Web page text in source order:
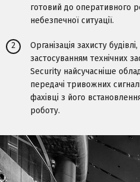
готовий до оперативного
небезпечної ситуації.
2
Організація захисту
застосуванням технічних
Security найсучасніше
передачі тривожних
фахівці з його
роботу.